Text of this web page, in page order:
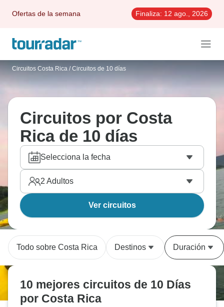
Ofertas de la semana Finaliza: 12 ago., 2026
Circuitos Costa Rica / Circuitos de 10 días
Circuitos por Costa
Rica de 10 días
Selecciona la fecha
2 Adultos
Ver circuitos
Todo sobre Costa Rica Destinos Duración
10 mejores circuitos de 10 Días
por Costa Rica